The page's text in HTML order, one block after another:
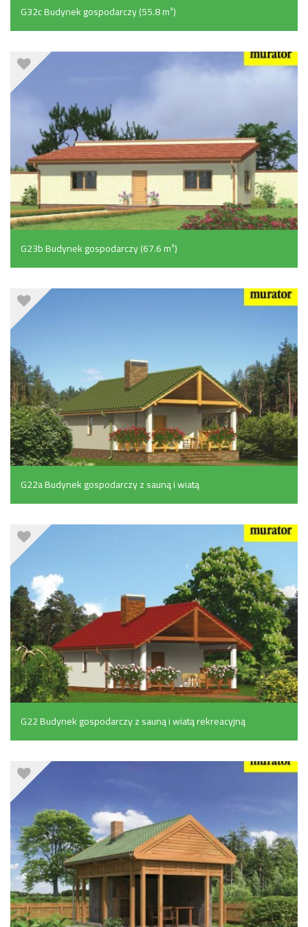
G32c Budynek gospodarczy (55.8 m²)
G23b Budynek gospodarczy (67.6 m²)
G22a Budynek gospodarczy z sauną i wiatą
rekreacyjną (podpiwniczony) (69.3 m²)
G22 Budynek gospodarczy z sauną i wiatą rekreacyjną
(30.6 m²)